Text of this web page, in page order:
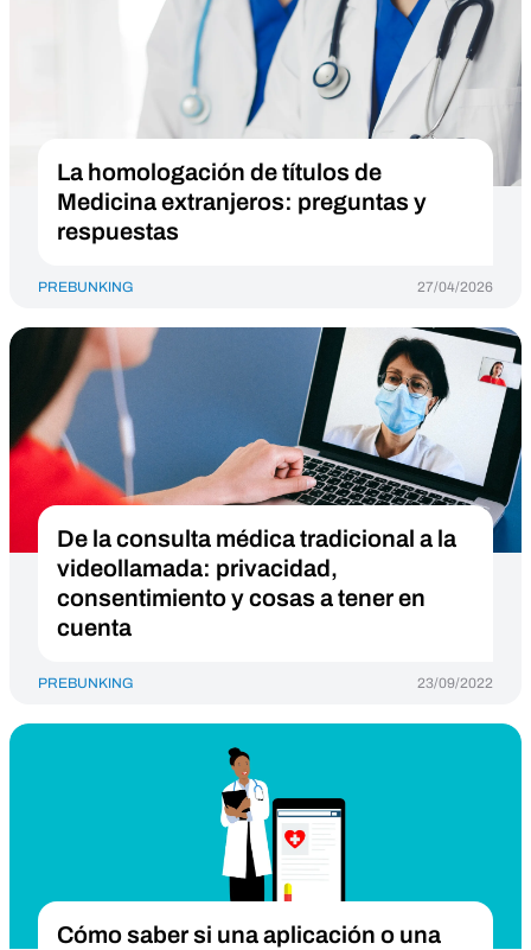
La homologación de títulos de
Medicina extranjeros: preguntas y
respuestas
PREBUNKING 27/04/2026
De la consulta médica tradicional a la
videollamada: privacidad,
consentimiento y cosas a tener en
cuenta
PREBUNKING 23/09/2022
Cómo saber si una aplicación o una